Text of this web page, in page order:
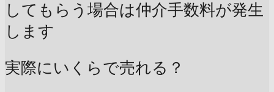
してもらう場合は仲介手数料が発生
します
実際にいくらで売れる？